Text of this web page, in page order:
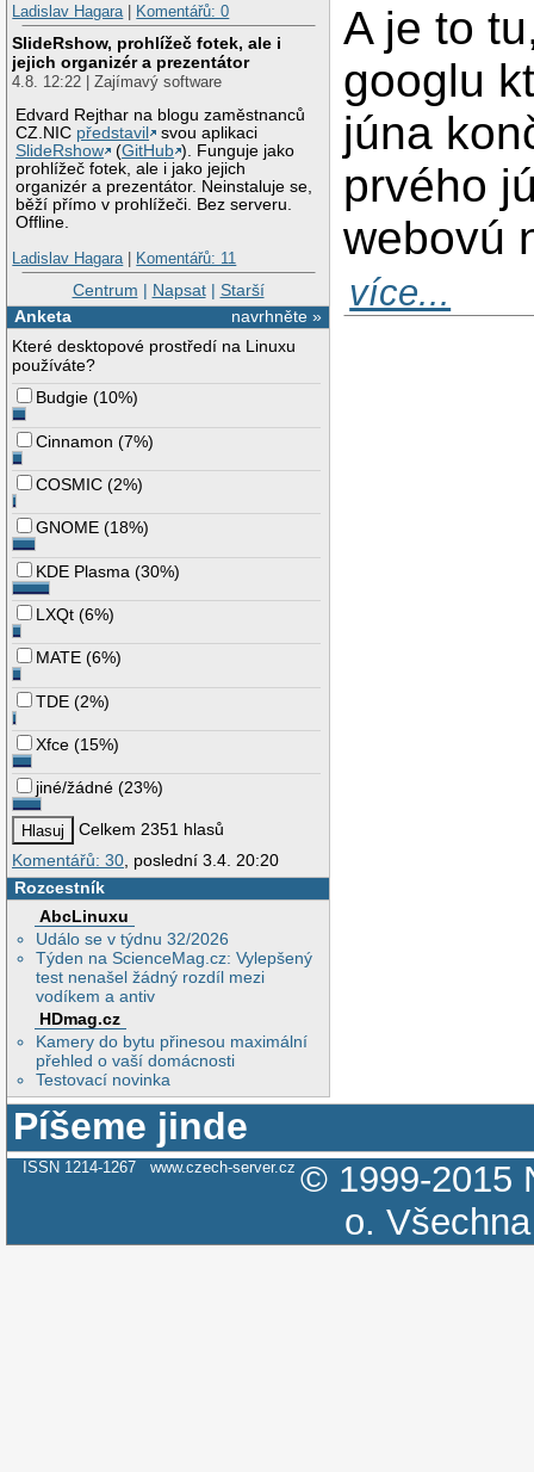
Ladislav Hagara| Komentářů: 0
SlideRshow, prohlížeč fotek, ale i
jejich organizér a prezentátor
4.8. 12:22 | Zajímavý software
Edvard Rejthar na blogu zaměstnanců
CZ.NIC představil
svou aplikaci
SlideRshow
(GitHub ). Funguje jako
prohlížeč fotek, ale i jako jejich
organizér a prezentátor. Neinstaluje se,
běží přímo v prohlížeči. Bez serveru.
Offline.
Ladislav Hagara| Komentářů: 11
Centrum | Napsat| Starší
navrhněte »
Anketa
Které desktopové prostředí na Linuxu
používáte?
Budgie (10%)
Cinnamon (7%)
COSMIC (2%)
GNOME (18%)
KDE Plasma (30%)
LXQt (6%)
MATE (6%)
TDE (2%)
Xfce (15%)
jiné/žádné (23%)
Celkem 2351 hlasů
Komentářů: 30 , poslední 3.4. 20:20
Rozcestník
AbcLinuxu
Událo se v týdnu 32/2026
Týden na ScienceMag.cz: Vylepšený
test nenašel žádný rozdíl mezi
vodíkem a antiv
HDmag.cz
Kamery do bytu přinesou maximální
přehled o vaší domácnosti
Testovací novinka
A je to
googlu
júna
prvého
webovú
více...
Píšeme jinde
ISSN 1214-1267 www.czech-server.cz © 1999-2015
o.